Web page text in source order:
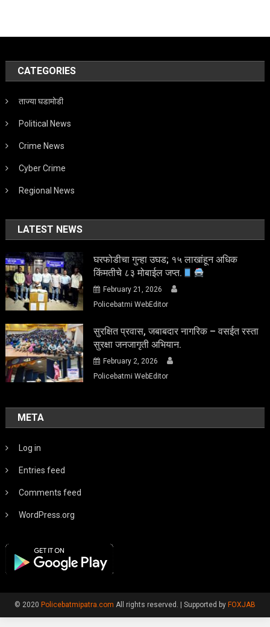
CATEGORIES
ताज्या घडामोडी
Political News
Crime News
Cyber Crime
Regional News
LATEST NEWS
घरफोडीचा गुन्हा उघड; १५ लाखांहून अधिक
किंमतीचे ८३ मोबाईल जप्त.
February 21, 2026
Policebatmi WebEditor
सुरक्षित प्रवास, जबाबदार नागरिक – वसईत रस्ता
सुरक्षा जनजागृती अभियान.
February 2, 2026
Policebatmi WebEditor
META
Log in
Entries feed
Comments feed
WordPress.org
© 2020 Policebatmipatra.com All rights reserved. Supported by FOXJAB